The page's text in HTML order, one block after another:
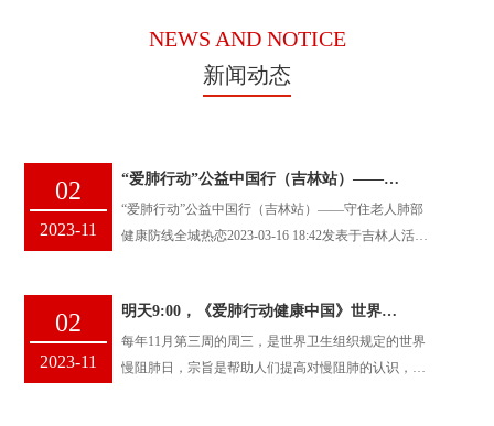
NEWS AND NOTICE
新闻动态
02
2023-11
“爱肺行动”公益中国行（吉林站）——守住老人...
“爱肺行动”公益中国行（吉林站）——守住老人肺部
健康防线全城热恋2023-03-16 18:42发表于吉林人活一
02
2023-11
明天9:00，《爱肺行动健康中国》世界慢阻肺...
每年11月第三周的周三，是世界卫生组织规定的世界
慢阻肺日，宗旨是帮助人们提高对慢阻肺的认识，改